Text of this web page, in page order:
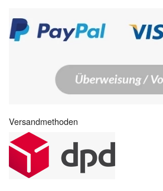
Versandmethoden